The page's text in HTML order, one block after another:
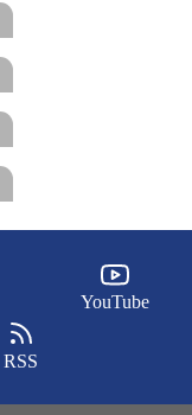
YouTube
RSS